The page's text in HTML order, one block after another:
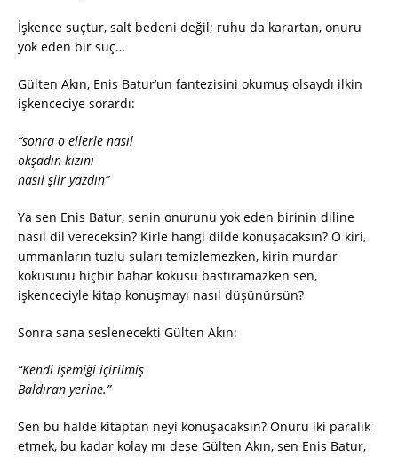
İşkence suçtur, salt bedeni değil; ruhu da karartan, onuru
yok eden bir suç…
Gülten Akın, Enis Batur’un fantezisini okumuş olsaydı ilkin
işkenceciye sorardı:
“sonra o ellerle nasıl
okşadın kızını
nasıl şiir yazdın”
Ya sen Enis Batur, senin onurunu yok eden birinin diline
nasıl dil vereceksin? Kirle hangi dilde konuşacaksın? O kiri,
ummanların tuzlu suları temizlemezken, kirin murdar
kokusunu hiçbir bahar kokusu bastıramazken sen,
işkenceciyle kitap konuşmayı nasıl düşünürsün?
Sonra sana seslenecekti Gülten Akın:
“Kendi işemiği içirilmiş
Baldıran yerine.”
Sen bu halde kitaptan neyi konuşacaksın? Onuru iki paralık
etmek, bu kadar kolay mı dese Gülten Akın, sen Enis Batur,